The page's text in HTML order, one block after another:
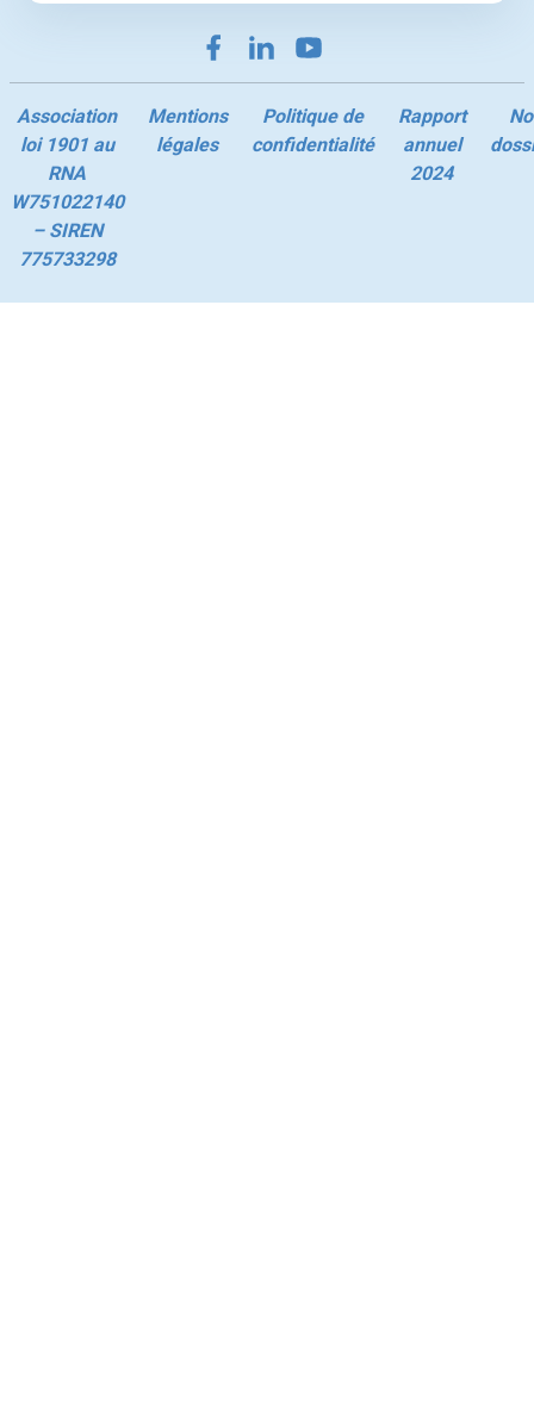
Association
loi 1901 au
RNA
W751022140
– SIREN
775733298
Mentions
légales
Politique de
confidentialité
Rapport
annuel
2024